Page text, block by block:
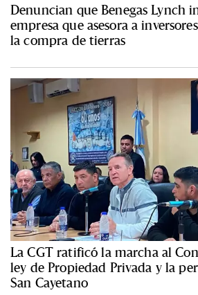
Denuncian que Benegas Lynch
empresa que asesora a
la compra de tierras
La CGT ratificó la marcha al
ley de Propiedad Privada y la
San Cayetano